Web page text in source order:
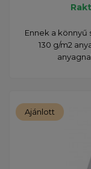
Ennek a könnyű
130 g/m2
Ajánlott